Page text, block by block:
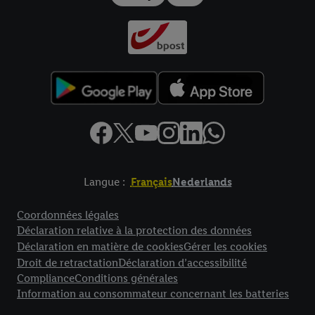
Langue : FrançaisNederlands
Coordonnées légales
Déclaration relative à la protection des données
Déclaration en matière de cookiesGérer les cookies
Droit de retractationDéclaration d’accessibilité
ComplianceConditions générales
Information au consommateur concernant les batteries